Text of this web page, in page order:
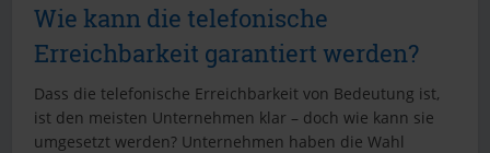
Wie kann die telefonische
Erreichbarkeit garantiert werden?
Dass die telefonische Erreichbarkeit von Bedeutung ist,
ist den meisten Unternehmen klar – doch wie kann sie
umgesetzt werden? Unternehmen haben die Wahl